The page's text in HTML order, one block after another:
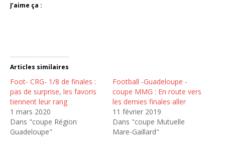
J’aime ça :
Articles similaires
Foot- CRG- 1/8 de finales :
pas de surprise, les favoris
tiennent leur rang
1 mars 2020
Dans "coupe Région
Guadeloupe"
Football -Guadeloupe -
coupe MMG : En route vers
les demies finales aller
11 février 2019
Dans "coupe Mutuelle
Mare-Gaillard"